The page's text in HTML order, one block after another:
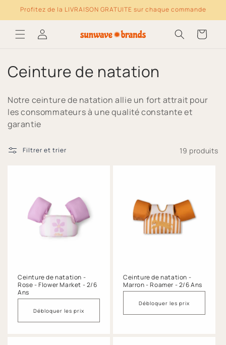
Ignorer et passer
Profitez de la LIVRAISON GRATUITE sur chaque commande
Log
in
Panier
C
l
l
e
Ceinture de natation
Notre ceinture de natation allie un fort attrait pour
les consommateurs à une qualité constante et
garantie
Filtrer et trier 19 produits
Ceinture de natation -
Rose - Flower Market - 2/6
Ans
Débloquer les prix
Ceinture de natation -
Marron - Roamer - 2/6 Ans
Débloquer les prix